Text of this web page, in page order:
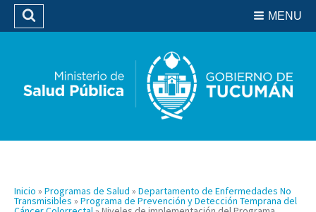
Biblioteca
MENU
Buscar
Inicio » Programas de Salud » Departamento de Enfermedades No
Transmisibles » Programa de Prevención y Detección Temprana del